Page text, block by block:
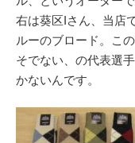
右は葵区Iさん、当店
ルーのブロード。こ
そでない、の代表選
かないんです。